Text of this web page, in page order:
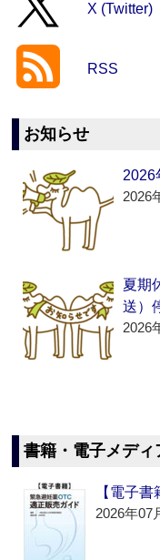
X (Twitter)
RSS
お知らせ
2026
2026
夏期
送）
2026
書籍・電子メディ
【電子
2026年07